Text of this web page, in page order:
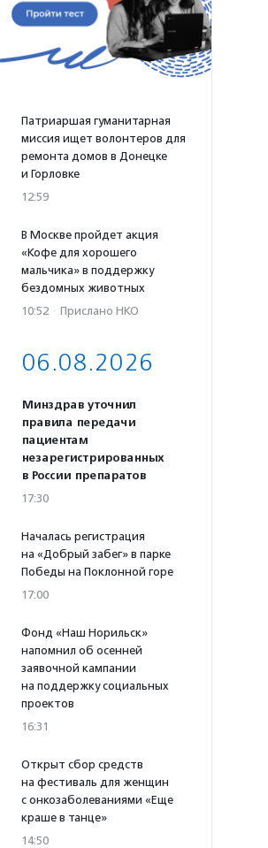
Патриаршая гуманитарная
миссия ищет волонтеров для
ремонта домов в Донецке
и Горловке
12:59
В Москве пройдет акция
«Кофе для хорошего
мальчика» в поддержку
бездомных животных
10:52 · Прислано НКО
06.08.2026
Минздрав уточнил
правила передачи
пациентам
незарегистрированных
в России препаратов
17:30
Началась регистрация
на «Добрый забег» в парке
Победы на Поклонной горе
17:00
Фонд «Наш Норильск»
напомнил об осенней
заявочной кампании
на поддержку социальных
проектов
16:31
Открыт сбор средств
на фестиваль для женщин
с онкозаболеваниями «Еще
краше в танце»
14:50